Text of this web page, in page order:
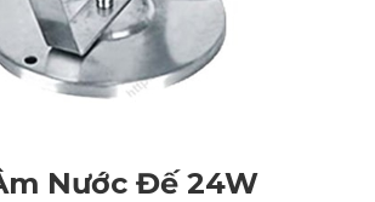
Nước Đế 24W